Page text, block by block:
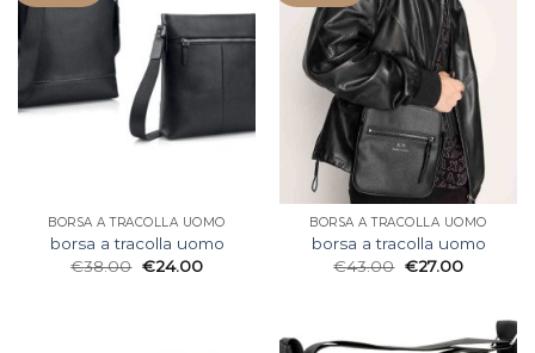
BORSA A TRACOLLA UOMO
borsa a tracolla uomo
€38.00 €24.00
BORSA A TRACOLLA UOMO
borsa a tracolla uomo
€43.00 €27.00